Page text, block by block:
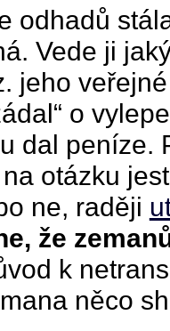
odhadů
Vede ji
jeho
o
dal peníze.
otázku
ne, raději
že
k
něco